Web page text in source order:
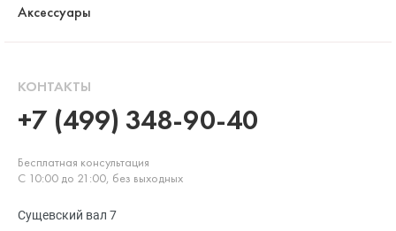
Аксессуары
КОНТАКТЫ
+7 (499) 348-90-40
Бесплатная консультация
С 10:00 до 21:00, без выходных
Сущевский вал 7